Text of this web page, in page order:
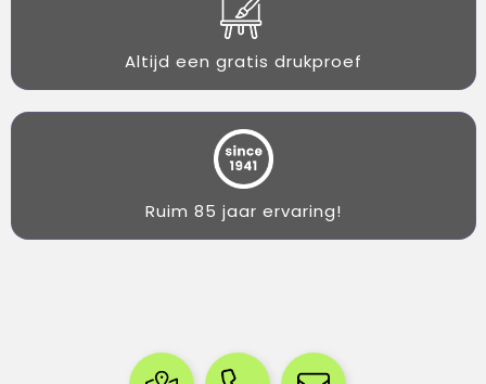
Altijd een gratis drukproef
Ruim 85 jaar ervaring!